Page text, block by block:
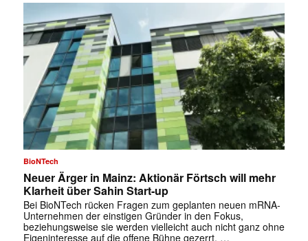
BioNTech
Neuer Ärger in Mainz: Aktionär Förtsch will mehr
Klarheit über Sahin Start-up
Bei BioNTech rücken Fragen zum geplanten neuen mRNA-
Unternehmen der einstigen Gründer in den Fokus,
beziehungsweise sie werden vielleicht auch nicht ganz ohne
Eigeninteresse auf die offene Bühne gezerrt. …